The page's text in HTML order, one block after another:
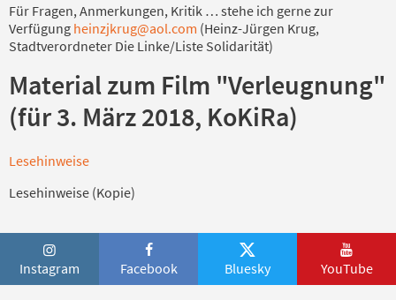
Für Fragen, Anmerkungen, Kritik … stehe ich gerne zur
Verfügung heinzjkrug@aol.com (Heinz-Jürgen Krug,
Stadtverordneter Die Linke/Liste Solidarität)
Material zum Film "Verleugnung"
(für 3. März 2018, KoKiRa)
Lesehinweise
Lesehinweise (Kopie)
Instagram Facebook Bluesky YouTube